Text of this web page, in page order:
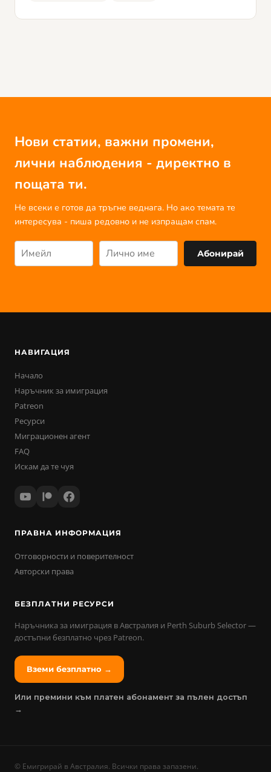
Нови статии, важни промени,
лични наблюдения - директно в
пощата ти.
Не всеки е готов да тръгне веднага. Но ако темата те
интересува - пиша редовно и не изпращам спам.
Абонирай
НАВИГАЦИЯ
Начало
Наръчник за имиграция
Patreon
Ресурси
Миграционен агент
FAQ
Искам да те чуя
ПРАВНА ИНФОРМАЦИЯ
Отговорности и поверителност
Авторски права
БЕЗПЛАТНИ РЕСУРСИ
Наръчника за имиграция в Австралия и Perth Suburb Selector —
достъпни безплатно чрез Patreon.
Вземи безплатно →
Или премини към платен абонамент за пълен достъп
→
© Емигрирай в Австралия. Всички права запазени.